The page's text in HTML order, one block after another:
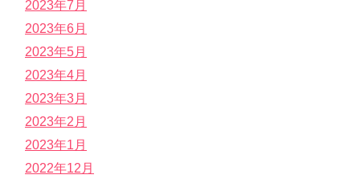
2023年7月
2023年6月
2023年5月
2023年4月
2023年3月
2023年2月
2023年1月
2022年12月